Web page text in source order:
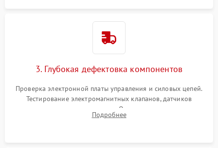
3. Глубокая дефектовка компонентов
Проверка электронной платы управления и силовых цепей.
Тестирование электромагнитных клапанов, датчиков
температуры и расходомера. Оценка степени износа
жерновов кофемолки, уплотнительных колец гидросистемы
Подробнее